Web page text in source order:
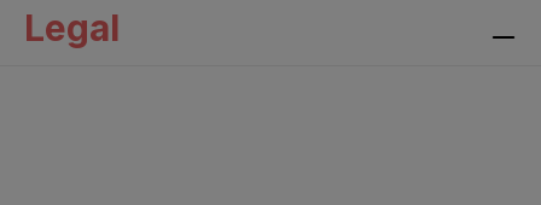
Legal